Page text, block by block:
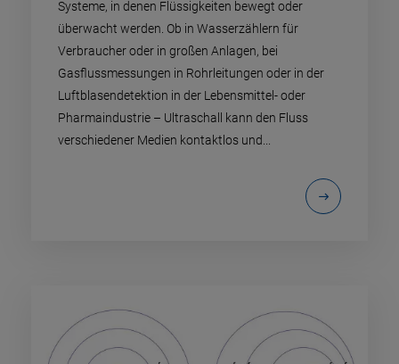
Systeme, in denen Flüssigkeiten bewegt oder
überwacht werden. Ob in Wasserzählern für
Verbraucher oder in großen Anlagen, bei
Gasflussmessungen in Rohrleitungen oder in der
Luftblasendetektion in der Lebensmittel- oder
Pharmaindustrie – Ultraschall kann den Fluss
verschiedener Medien kontaktlos und...